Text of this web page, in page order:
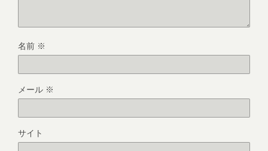
名前 ※
メール ※
サイト